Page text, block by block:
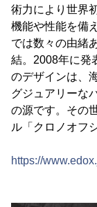
術力により世界
機能や性能を備
では数々の由緒
結。2008年に発
のデザインは、
グジュアリーな
の源です。その
ル「クロノオフ
https://